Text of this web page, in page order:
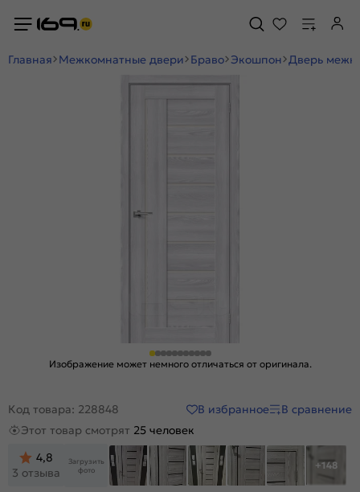
Главная Межкомнатные двери Браво Экошпон Дверь
Изображение может немного отличаться от оригинала.
Код товара: 228848 В избранное
В сравнение
Этот товар смотрят 25 человек
4,8
3 отзыва
Загрузить
фото
+148